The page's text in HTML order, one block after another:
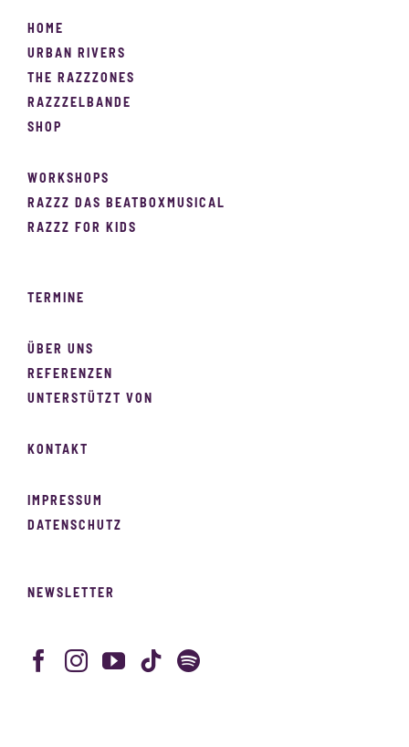
HOME
URBAN RIVERS
THE RAZZZONES
RAZZZELBANDE
SHOP
WORKSHOPS
RAZZZ DAS BEATBOXMUSICAL
RAZZZ FOR KIDS
TERMINE
ÜBER UNS
REFERENZEN
UNTERSTÜTZT VON
KONTAKT
IMPRESSUM
DATENSCHUTZ
NEWSLETTER